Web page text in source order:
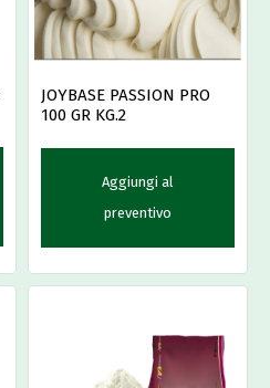
JOYBASE PASSION PRO
100 GR KG.2
Aggiungi al
preventivo